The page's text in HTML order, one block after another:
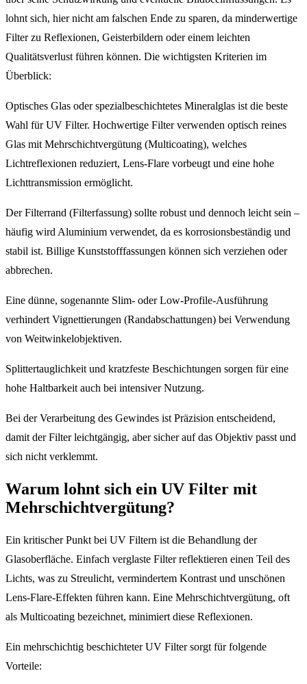
lohnt sich, hier nicht am falschen Ende zu sparen, da minderwertige
Filter zu Reflexionen, Geisterbildern oder einem leichten
Qualitätsverlust führen können. Die wichtigsten Kriterien im
Überblick:
Optisches Glas oder spezialbeschichtetes Mineralglas ist die beste
Wahl für UV Filter. Hochwertige Filter verwenden optisch reines
Glas mit Mehrschichtvergütung (Multicoating), welches
Lichtreflexionen reduziert, Lens-Flare vorbeugt und eine hohe
Lichttransmission ermöglicht.
Der Filterrand (Filterfassung) sollte robust und dennoch leicht sein –
häufig wird Aluminium verwendet, da es korrosionsbeständig und
stabil ist. Billige Kunststofffassungen können sich verziehen oder
abbrechen.
Eine dünne, sogenannte Slim- oder Low-Profile-Ausführung
verhindert Vignettierungen (Randabschattungen) bei Verwendung
von Weitwinkelobjektiven.
Splittertauglichkeit und kratzfeste Beschichtungen sorgen für eine
hohe Haltbarkeit auch bei intensiver Nutzung.
Bei der Verarbeitung des Gewindes ist Präzision entscheidend,
damit der Filter leichtgängig, aber sicher auf das Objektiv passt und
sich nicht verklemmt.
Warum lohnt sich ein UV Filter mit
Mehrschichtvergütung?
Ein kritischer Punkt bei UV Filtern ist die Behandlung der
Glasoberfläche. Einfach verglaste Filter reflektieren einen Teil des
Lichts, was zu Streulicht, vermindertem Kontrast und unschönen
Lens-Flare-Effekten führen kann. Eine Mehrschichtvergütung, oft
als Multicoating bezeichnet, minimiert diese Reflexionen.
Ein mehrschichtig beschichteter UV Filter sorgt für folgende
Vorteile: